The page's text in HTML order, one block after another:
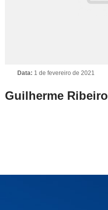
Data: 1 de fevereiro de 2021
Guilherme Ribeiro